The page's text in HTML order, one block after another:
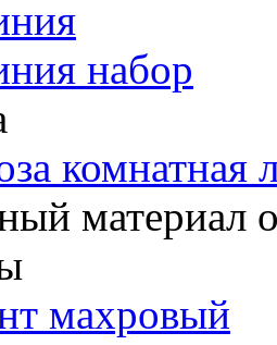
набор
комнатная
материал
махровый